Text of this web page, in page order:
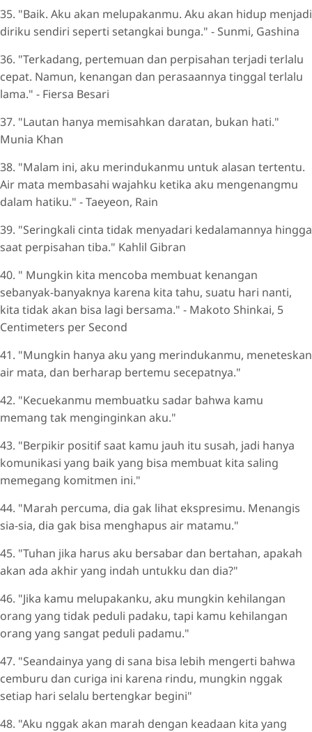
35. "Baik. Aku akan melupakanmu. Aku akan hidup menjadi
diriku sendiri seperti setangkai bunga." - Sunmi, Gashina
36. "Terkadang, pertemuan dan perpisahan terjadi terlalu
cepat. Namun, kenangan dan perasaannya tinggal terlalu
lama." - Fiersa Besari
37. "Lautan hanya memisahkan daratan, bukan hati."
Munia Khan
38. "Malam ini, aku merindukanmu untuk alasan tertentu.
Air mata membasahi wajahku ketika aku mengenangmu
dalam hatiku." - Taeyeon, Rain
39. "Seringkali cinta tidak menyadari kedalamannya hingga
saat perpisahan tiba." Kahlil Gibran
40. " Mungkin kita mencoba membuat kenangan
sebanyak-banyaknya karena kita tahu, suatu hari nanti,
kita tidak akan bisa lagi bersama." - Makoto Shinkai, 5
Centimeters per Second
41. "Mungkin hanya aku yang merindukanmu, meneteskan
air mata, dan berharap bertemu secepatnya."
42. "Kecuekanmu membuatku sadar bahwa kamu
memang tak menginginkan aku."
43. "Berpikir positif saat kamu jauh itu susah, jadi hanya
komunikasi yang baik yang bisa membuat kita saling
memegang komitmen ini."
44. "Marah percuma, dia gak lihat ekspresimu. Menangis
sia-sia, dia gak bisa menghapus air matamu."
45. "Tuhan jika harus aku bersabar dan bertahan, apakah
akan ada akhir yang indah untukku dan dia?"
46. "Jika kamu melupakanku, aku mungkin kehilangan
orang yang tidak peduli padaku, tapi kamu kehilangan
orang yang sangat peduli padamu."
47. "Seandainya yang di sana bisa lebih mengerti bahwa
cemburu dan curiga ini karena rindu, mungkin nggak
setiap hari selalu bertengkar begini"
48. "Aku nggak akan marah dengan keadaan kita yang